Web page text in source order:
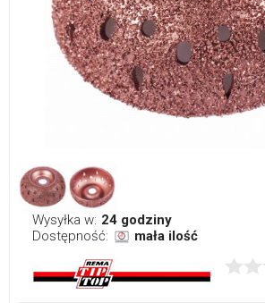
Wysyłka w: 24 godziny
Dostępność:
mała ilość